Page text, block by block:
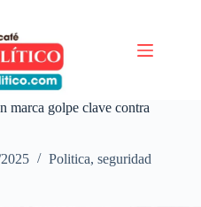
marca golpe clave contra
Politica, seguridad